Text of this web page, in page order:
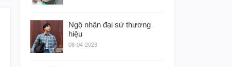
Ngộ nhận đại sứ thương
hiệu
08-04-2023